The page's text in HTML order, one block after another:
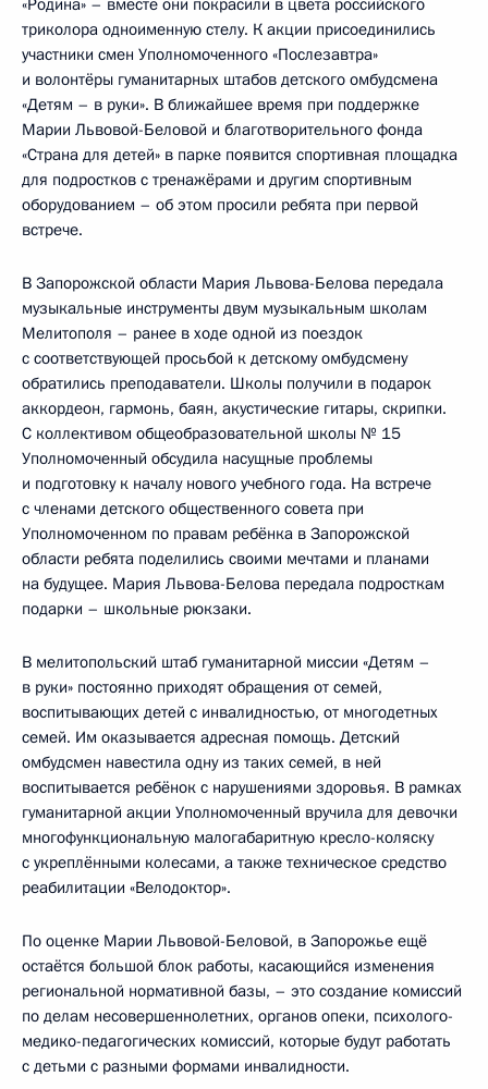
«Родина» – вместе они покрасили в цвета российского
триколора одноименную стелу. К акции присоединились
участники смен Уполномоченного «Послезавтра»
и волонтёры гуманитарных штабов детского омбудсмена
«Детям – в руки». В ближайшее время при поддержке
Марии Львовой-Беловой и благотворительного фонда
«Страна для детей» в парке появится спортивная площадка
для подростков с тренажёрами и другим спортивным
оборудованием – об этом просили ребята при первой
встрече.
В Запорожской области Мария Львова-Белова передала
музыкальные инструменты двум музыкальным школам
Мелитополя – ранее в ходе одной из поездок
с соответствующей просьбой к детскому омбудсмену
обратились преподаватели. Школы получили в подарок
аккордеон, гармонь, баян, акустические гитары, скрипки.
С коллективом общеобразовательной школы № 15
Уполномоченный обсудила насущные проблемы
и подготовку к началу нового учебного года. На встрече
с членами детского общественного совета при
Уполномоченном по правам ребёнка в Запорожской
области ребята поделились своими мечтами и планами
на будущее. Мария Львова-Белова передала подросткам
подарки – школьные рюкзаки.
В мелитопольский штаб гуманитарной миссии «Детям –
в руки» постоянно приходят обращения от семей,
воспитывающих детей с инвалидностью, от многодетных
семей. Им оказывается адресная помощь. Детский
омбудсмен навестила одну из таких семей, в ней
воспитывается ребёнок с нарушениями здоровья. В рамках
гуманитарной акции Уполномоченный вручила для девочки
многофункциональную малогабаритную кресло-коляску
с укреплёнными колесами, а также техническое средство
реабилитации «Велодоктор».
По оценке Марии Львовой-Беловой, в Запорожье ещё
остаётся большой блок работы, касающийся изменения
региональной нормативной базы, – это создание комиссий
по делам несовершеннолетних, органов опеки, психолого-
медико-педагогических комиссий, которые будут работать
с детьми с разными формами инвалидности.